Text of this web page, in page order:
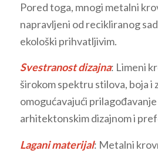
Pored toga, mnogi metalni
napravljeni od recikliranog
ekološki prihvatljivim.
Svestranost dizajna: Limeni
širokom spektru stilova, boja i
omogućavajući
arhitektonskim dizajnom i
Lagani materijal: Metalni